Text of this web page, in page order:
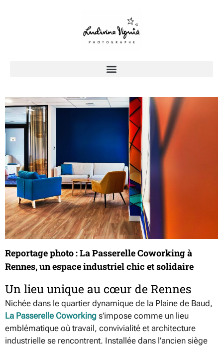
Reportage photo : La Passerelle Coworking à
Rennes, un espace industriel chic et solidaire
Un lieu unique au cœur de Rennes
Nichée dans le quartier dynamique de la Plaine de Baud,
La Passerelle Coworking s’impose comme un lieu
emblématique où travail, convivialité et architecture
industrielle se rencontrent. Installée dans l’ancien siège